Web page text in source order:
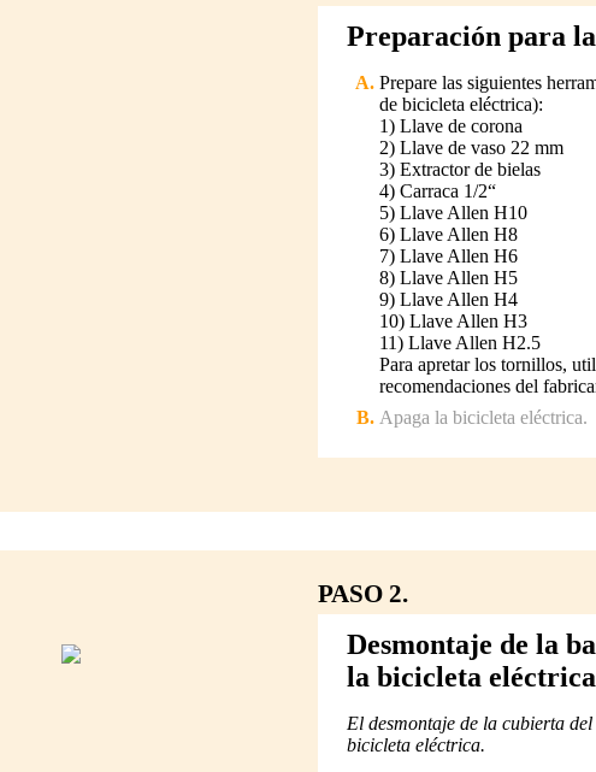
Preparación para
Prepare las siguientes
de bicicleta eléctrica):
1) Llave de corona
2) Llave de vaso 22 mm
3) Extractor de bielas
4) Carraca 1/2“
5) Llave Allen H10
6) Llave Allen H8
7) Llave Allen H6
8) Llave Allen H5
9) Llave Allen H4
10) Llave Allen H3
11) Llave Allen H2.5
Para apretar los tornillos,
recomendaciones del
Apaga la bicicleta eléctrica.
PASO 2.
Desmontaje de la
la bicicleta eléctrica
El desmontaje de la cubierta
bicicleta eléctrica.